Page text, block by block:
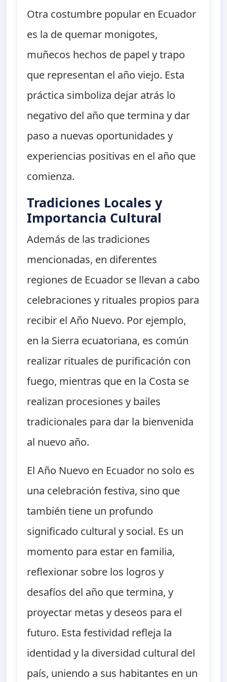
Otra costumbre popular en Ecuador
es la de quemar monigotes,
muñecos hechos de papel y trapo
que representan el año viejo. Esta
práctica simboliza dejar atrás lo
negativo del año que termina y dar
paso a nuevas oportunidades y
experiencias positivas en el año que
comienza.
Tradiciones Locales y
Importancia Cultural
Además de las tradiciones
mencionadas, en diferentes
regiones de Ecuador se llevan a cabo
celebraciones y rituales propios para
recibir el Año Nuevo. Por ejemplo,
en la Sierra ecuatoriana, es común
realizar rituales de purificación con
fuego, mientras que en la Costa se
realizan procesiones y bailes
tradicionales para dar la bienvenida
al nuevo año.
El Año Nuevo en Ecuador no solo es
una celebración festiva, sino que
también tiene un profundo
significado cultural y social. Es un
momento para estar en familia,
reflexionar sobre los logros y
desafíos del año que termina, y
proyectar metas y deseos para el
futuro. Esta festividad refleja la
identidad y la diversidad cultural del
país, uniendo a sus habitantes en un